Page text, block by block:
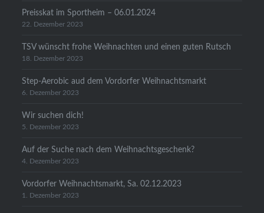
Preisskat im Sportheim – 06.01.2024
22. Dezember 2023
TSV wünscht frohe Weihnachten und einen guten Rutsch
18. Dezember 2023
Step-Aerobic aud dem Vordorfer Weihnachtsmarkt
6. Dezember 2023
Wir suchen dich!
5. Dezember 2023
Auf der Suche nach dem Weihnachtsgeschenk?
4. Dezember 2023
Vordorfer Weihnachtsmarkt, Sa. 02.12.2023
1. Dezember 2023